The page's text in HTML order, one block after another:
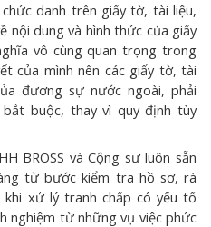
danh trên giấy tờ, tài liệu,
nội dung và hình thức của giấy
vô cùng quan trọng trong
của mình nên các giấy tờ, tài
đương sự nước ngoài, phải
buộc, thay vì quy định tùy
BROSS và Cộng sư luôn sẵn
từ bước kiểm tra hồ sơ, rà
xử lý tranh chấp có yếu tố
nghiệm từ những vụ việc phức